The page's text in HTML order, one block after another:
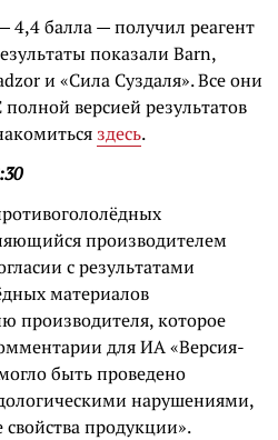
балла — получил реагент
показали Barn,
и «Сила Суздаля». Все они
версией результатов
здесь.
производителем
с результатами
материалов
производителя, которое
для ИА «Версия-
быть проведено
нарушениями,
продукции».